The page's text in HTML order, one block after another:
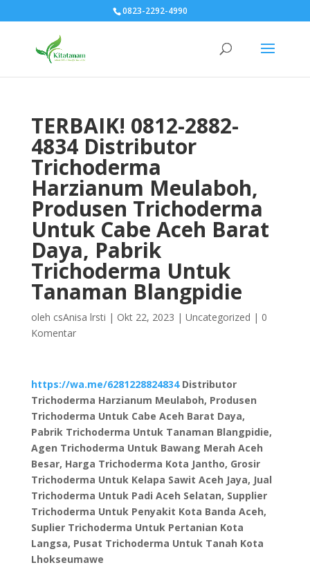
0823-2292-4990
TERBAIK! 0812-2882-
4834 Distributor
Trichoderma
Harzianum Meulaboh,
Produsen Trichoderma
Untuk Cabe Aceh Barat
Daya, Pabrik
Trichoderma Untuk
Tanaman Blangpidie
oleh csAnisa lrsti | Okt 22, 2023 | Uncategorized | 0
Komentar
https://wa.me/6281228824834Distributor
Trichoderma Harzianum Meulaboh, Produsen
Trichoderma Untuk Cabe Aceh Barat Daya,
Pabrik Trichoderma Untuk Tanaman Blangpidie,
Agen Trichoderma Untuk Bawang Merah Aceh
Besar, Harga Trichoderma Kota Jantho, Grosir
Trichoderma Untuk Kelapa Sawit Aceh Jaya, Jual
Trichoderma Untuk Padi Aceh Selatan, Supplier
Trichoderma Untuk Penyakit Kota Banda Aceh,
Suplier Trichoderma Untuk Pertanian Kota
Langsa, Pusat Trichoderma Untuk Tanah Kota
Lhokseumawe